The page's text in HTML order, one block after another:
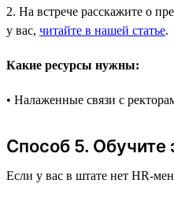
2. На встрече расскажите о
у вас, читайте в нашей статье.
Какие ресурсы нужны:
• Налаженные связи с
Способ 5. Обучите
Если у вас в штате нет HR-